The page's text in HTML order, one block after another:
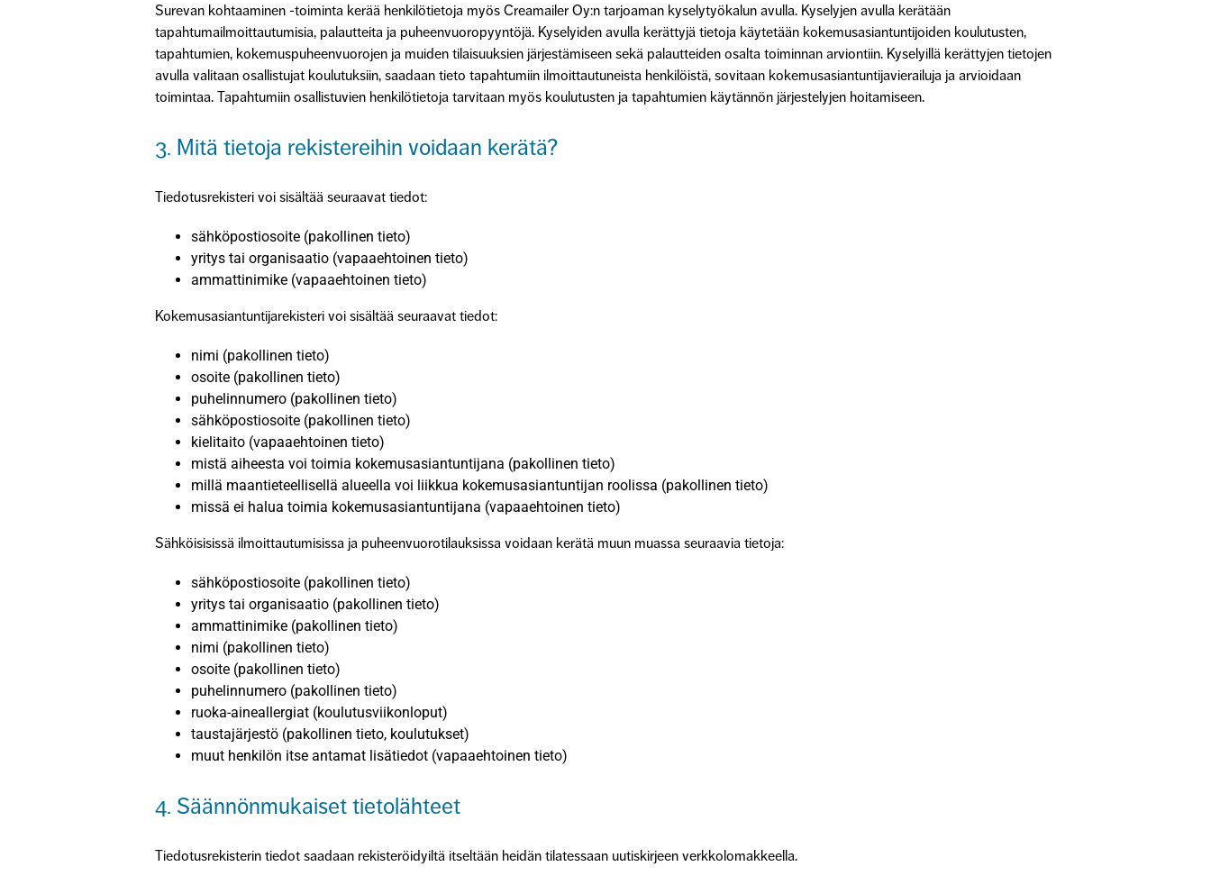
Surevan kohtaaminen -toiminta kerää henkilötietoja myös Creamailer Oy:n tarjoaman kyselytyökalun avulla. Kyselyjen avulla kerätään
tapahtumailmoittautumisia, palautteita ja puheenvuoropyyntöjä. Kyselyiden avulla kerättyjä tietoja käytetään kokemusasiantuntijoiden koulutusten,
tapahtumien, kokemuspuheenvuorojen ja muiden tilaisuuksien järjestämiseen sekä palautteiden osalta toiminnan arviontiin. Kyselyillä kerättyjen tietojen
avulla valitaan osallistujat koulutuksiin, saadaan tieto tapahtumiin ilmoittautuneista henkilöistä, sovitaan kokemusasiantuntijavierailuja ja arvioidaan
toimintaa. Tapahtumiin osallistuvien henkilötietoja tarvitaan myös koulutusten ja tapahtumien käytännön järjestelyjen hoitamiseen.
3. Mitä tietoja rekistereihin voidaan kerätä?
Tiedotusrekisteri voi sisältää seuraavat tiedot:
sähköpostiosoite (pakollinen tieto)
yritys tai organisaatio (vapaaehtoinen tieto)
ammattinimike (vapaaehtoinen tieto)
Kokemusasiantuntijarekisteri voi sisältää seuraavat tiedot:
nimi (pakollinen tieto)
osoite (pakollinen tieto)
puhelinnumero (pakollinen tieto)
sähköpostiosoite (pakollinen tieto)
kielitaito (vapaaehtoinen tieto)
mistä aiheesta voi toimia kokemusasiantuntijana (pakollinen tieto)
millä maantieteellisellä alueella voi liikkua kokemusasiantuntijan roolissa (pakollinen tieto)
missä ei halua toimia kokemusasiantuntijana (vapaaehtoinen tieto)
Sähköisisissä ilmoittautumisissa ja puheenvuorotilauksissa voidaan kerätä muun muassa seuraavia tietoja:
sähköpostiosoite (pakollinen tieto)
yritys tai organisaatio (pakollinen tieto)
ammattinimike (pakollinen tieto)
nimi (pakollinen tieto)
osoite (pakollinen tieto)
puhelinnumero (pakollinen tieto)
ruoka-aineallergiat (koulutusviikonloput)
taustajärjestö (pakollinen tieto, koulutukset)
muut henkilön itse antamat lisätiedot (vapaaehtoinen tieto)
4. Säännönmukaiset tietolähteet
Tiedotusrekisterin tiedot saadaan rekisteröidyiltä itseltään heidän tilatessaan uutiskirjeen verkkolomakkeella.